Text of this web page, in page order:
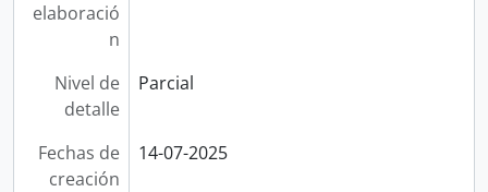
elaboració
n
Nivel de
detalle
Parcial
Fechas de
creación
14-07-2025